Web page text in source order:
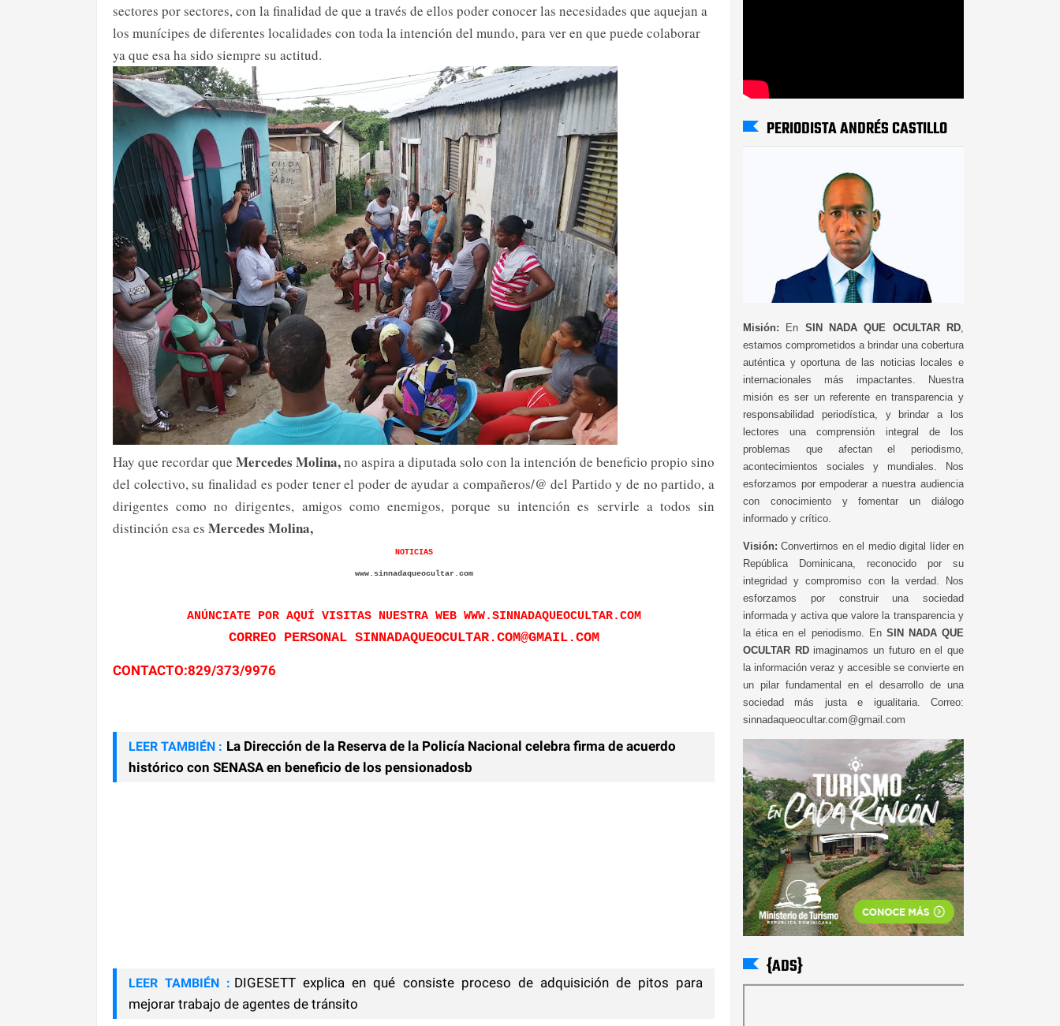
sectores por sectores, con la finalidad de que a través de ellos poder conocer las necesidades que aquejan a
los munícipes de diferentes localidades con toda la intención del mundo, para ver en que puede colaborar
ya que esa ha sido siempre su actitud.
Hay que recordar que Mercedes Molina,no aspira a diputada solo con la intención de beneficio propio sino
del colectivo, su finalidad es poder tener el poder de ayudar a compañeros/@ del Partido y de no partido, a
dirigentes como no dirigentes, amigos como enemigos, porque su intención es servirle a todos sin
distinción esa es Mercedes Molina,
NOTICIAS
www.sinnadaqueocultar.com
ANÚNCIATE POR AQUÍ VISITAS NUESTRA WEB WWW.SINNADAQUEOCULTAR.COM
CORREO PERSONAL SINNADAQUEOCULTAR.COM@GMAIL.COM
CONTACTO:829/373/9976
LEER TAMBIÉN : La Dirección de la Reserva de la Policía Nacional celebra firma de acuerdo
histórico con SENASA en beneficio de los pensionadosb
LEER TAMBIÉN : DIGESETT explica en qué consiste proceso de adquisición de pitos para
mejorar trabajo de agentes de tránsito
PERIODISTA ANDRÉS CASTILLO
Misión: En SIN NADA QUE OCULTAR RD
estamos comprometidos a brindar una cobertura
auténtica y oportuna de las noticias locales e
internacionales más impactantes. Nuestra
misión es ser un referente en transparencia y
responsabilidad periodística, y brindar a los
lectores una comprensión integral de los
problemas que afectan el periodismo,
acontecimientos sociales y mundiales. Nos
esforzamos por empoderar a nuestra audiencia
con conocimiento y fomentar un diálogo
informado y crítico.
Visión: Convertirnos en el medio digital líder en
República Dominicana, reconocido por su
integridad y compromiso con la verdad. Nos
esforzamos por construir una sociedad
informada y activa que valore la transparencia y
la ética en el periodismo. En SIN NADA QUE
OCULTAR RDimaginamos un futuro en el que
la información veraz y accesible se convierte en
un pilar fundamental en el desarrollo de una
sociedad más justa e igualitaria. Correo:
sinnadaqueocultar.com@gmail.com
{ADS}